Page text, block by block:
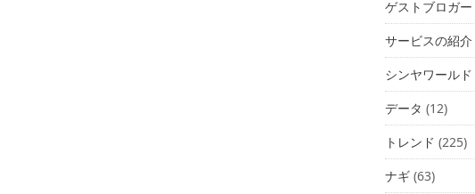
ゲストブロガー
サービスの紹介
シンヤワールド
データ (12)
トレンド (225)
ナギ (63)